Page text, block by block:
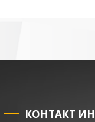
КОНТАКТ